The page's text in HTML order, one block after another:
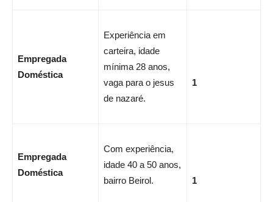
Empregada
Doméstica
Experiência em
carteira, idade
mínima 28 anos,
vaga para o jesus
de nazaré.
1
Empregada
Doméstica
Com experiência,
idade 40 a 50 anos,
bairro Beirol.
1